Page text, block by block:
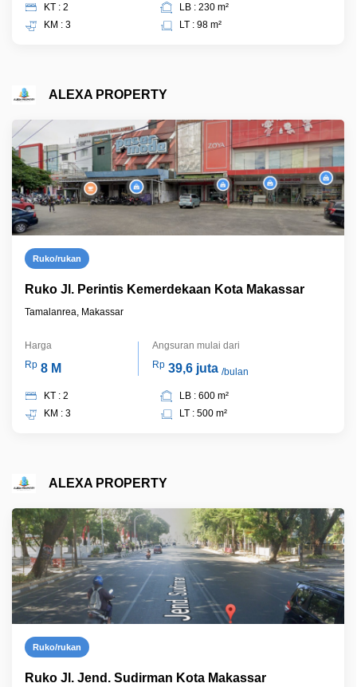
KT : 2
KM : 3
LB : 230 m²
LT : 98 m²
ALEXA PROPERTY
Ruko/rukan
Ruko Jl. Perintis Kemerdekaan Kota Makassar
Tamalanrea, Makassar
Harga
Rp 8 M
Angsuran mulai dari
Rp 39,6 juta /bulan
KT : 2
KM : 3
LB : 600 m²
LT : 500 m²
ALEXA PROPERTY
Ruko/rukan
Ruko Jl. Jend. Sudirman Kota Makassar